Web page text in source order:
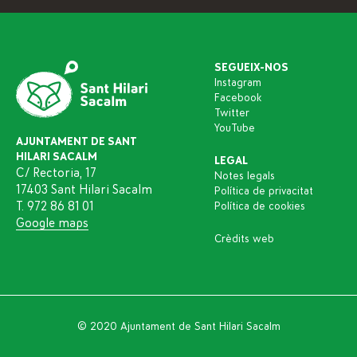
AJUNTAMENT DE SANT
HILARI SACALM
C/ Rectoria, 17
17403 Sant Hilari Sacalm
T. 972 86 81 01
Google maps
SEGUEIX-NOS
Instagram
Facebook
Twitter
YouTube
LEGAL
Notes legals
Política de privacitat
Política de cookies
Crèdits web
© 2020 Ajuntament de Sant Hilari Sacalm